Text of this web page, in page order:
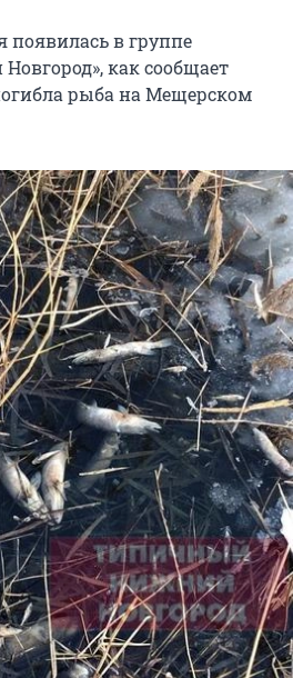
появилась в группе
как сообщает
рыба на Мещерском